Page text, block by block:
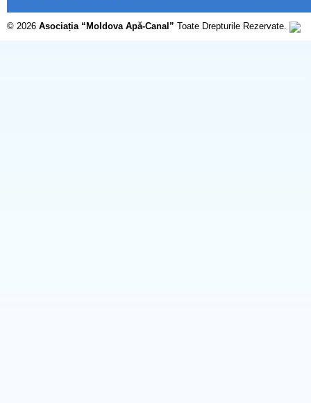
© 2026 Asociația “Moldova Apă-Canal” Toate Drepturile Rezervate.